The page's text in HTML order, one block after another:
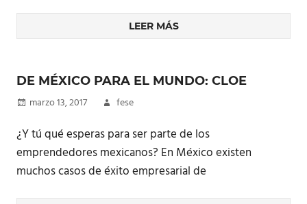
LEER MÁS
DE MÉXICO PARA EL MUNDO: CLOE
marzo 13, 2017 fese
¿Y tú qué esperas para ser parte de los
emprendedores mexicanos? En México existen
muchos casos de éxito empresarial de